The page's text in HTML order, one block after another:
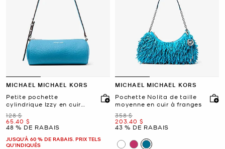
MICHAEL MICHAEL KORS
Petite pochette
cylindrique Izzy en cuir
grainé
était
128 $
maintenant
65.40 $
48 % DE RABAIS
JUSQU’À 60 % DE RABAIS. PRIX TELS
QU'INDIQUÉS
MICHAEL MICHAEL KORS
Pochette Nolita de taille
moyenne en cuir à franges
était
358 $
maintenant
203.40 $
43 % DE RABAIS